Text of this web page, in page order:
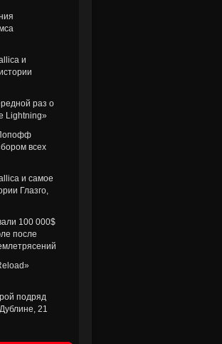
и
раз о
Lightning»
всех
и самое
Глазго,
100 000$
после
подряд
21